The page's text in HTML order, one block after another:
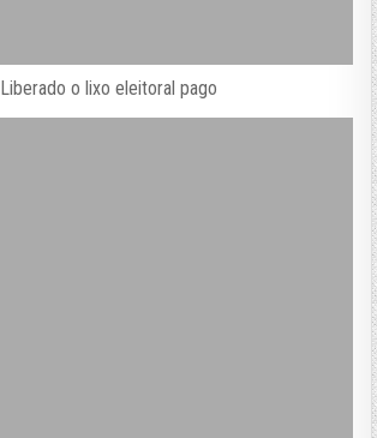
Liberado o lixo eleitoral pago